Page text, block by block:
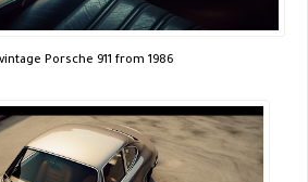
Porsche 911 from 1986